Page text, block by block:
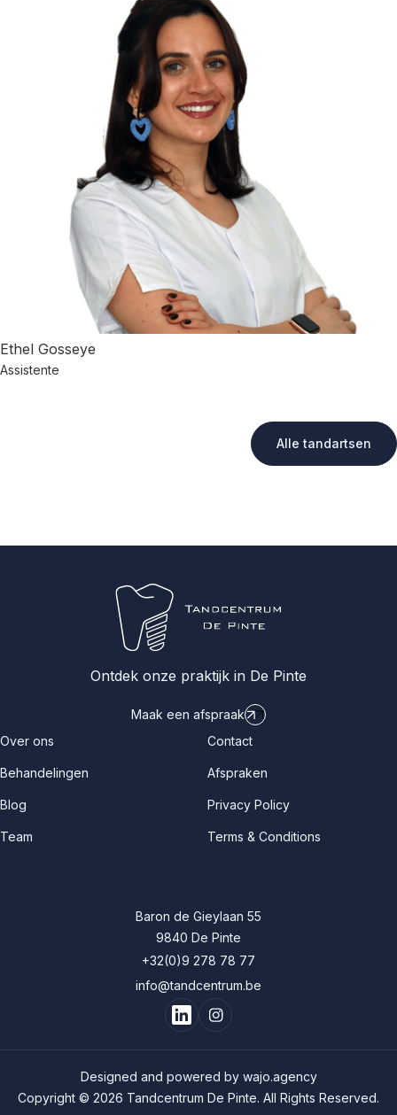
Ethel Gosseye
Assistente
Alle tandartsen
Ontdek onze praktijk in De Pinte
Maak een afspraak
Over ons
Behandelingen
Blog
Team
Contact
Afspraken
Privacy Policy
Terms & Conditions
Baron de Gieylaan 55
9840 De Pinte
+32(0)9 278 78 77
info@tandcentrum.be
Designed and powered by wajo.agency
Copyright © 2026 Tandcentrum De Pinte. All Rights Reserved.